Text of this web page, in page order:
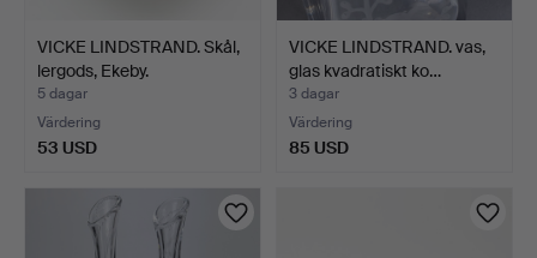
VICKE LINDSTRAND. Skål,
lergods, Ekeby.
5 dagar
Värdering
53 USD
VICKE LINDSTRAND. vas,
glas kvadratiskt ko…
3 dagar
Värdering
85 USD